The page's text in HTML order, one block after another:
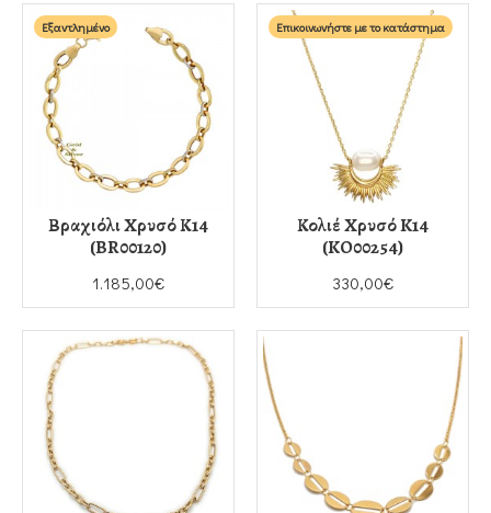
Εξαντλημένο
Βραχιόλι Χρυσό Κ14
(BR00120)
1.185,00€
Επικοινωνήστε με το κατάστημα
Κολιέ Χρυσό K14
(KO00254)
330,00€